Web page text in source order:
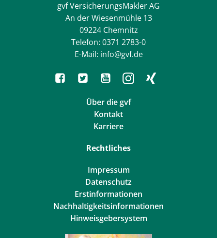
gvf VersicherungsMakler AG
An der Wiesenmühle 13
09224 Chemnitz
Telefon: 0371 2783-0
E-Mail: info@gvf.de
Über die gvf
Kontakt
Karriere
Rechtliches
Impressum
Datenschutz
Erstinformationen
Nachhaltigkeitsinformationen
Hinweisgebersystem